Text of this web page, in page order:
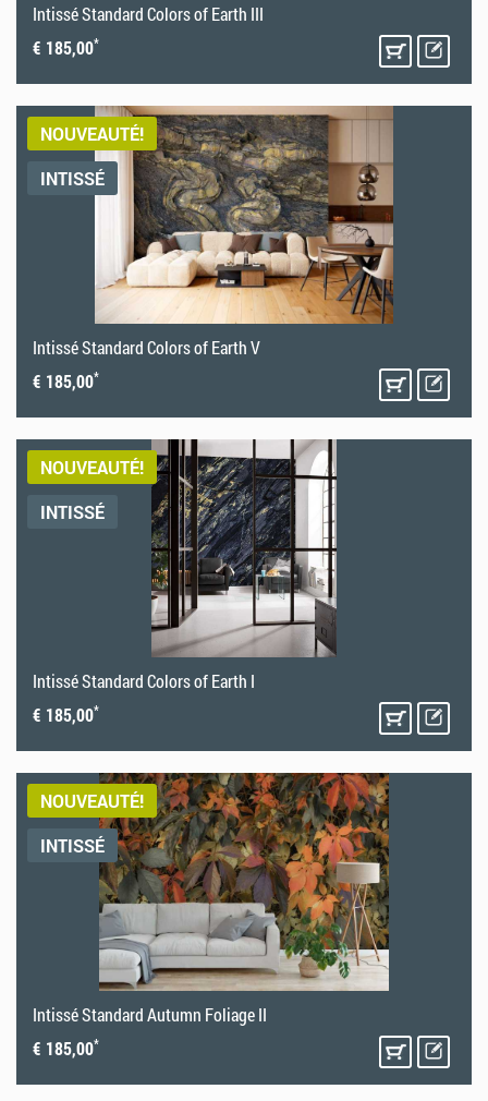
Intissé Standard Colors of Earth III
€ 185,00*
NOUVEAUTÉ!
INTISSÉ
Intissé Standard Colors of Earth V
€ 185,00*
NOUVEAUTÉ!
INTISSÉ
Intissé Standard Colors of Earth I
€ 185,00*
NOUVEAUTÉ!
INTISSÉ
Intissé Standard Autumn Foliage II
€ 185,00*